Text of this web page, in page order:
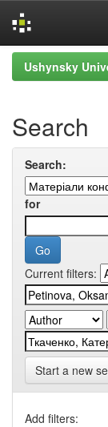
Skip
navigation
Ushynsky
Search
Search:
for
Current filters:
Start a new
Add filters: